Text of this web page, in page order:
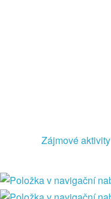
Zájmové aktivity